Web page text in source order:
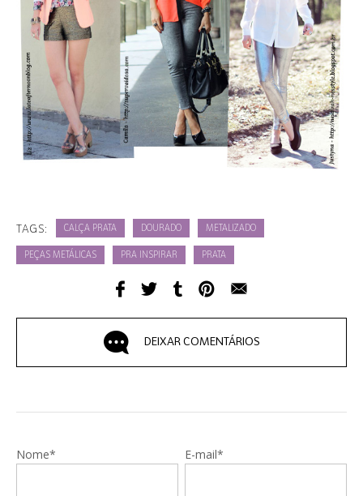
TAGS: CALÇA PRATA DOURADO METALIZADO
PEÇAS METÁLICAS PRA INSPIRAR PRATA
DEIXAR COMENTÁRIOS
Nome* E-mail*